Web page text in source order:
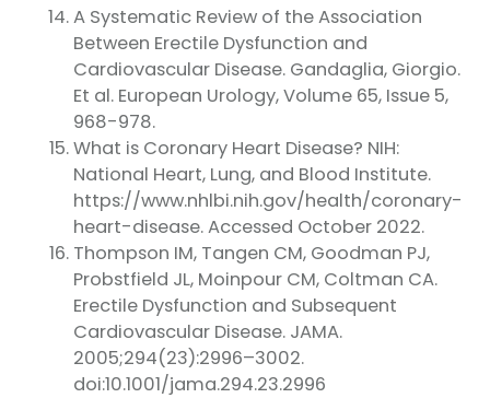
A Systematic Review of the Association
Between Erectile Dysfunction and
Cardiovascular Disease. Gandaglia, Giorgio.
Et al. European Urology, Volume 65, Issue 5,
968-978.
What is Coronary Heart Disease? NIH:
National Heart, Lung, and Blood Institute.
https://www.nhlbi.nih.gov/health/coronary-
heart-disease. Accessed October 2022.
Thompson IM, Tangen CM, Goodman PJ,
Probstfield JL, Moinpour CM, Coltman CA.
Erectile Dysfunction and Subsequent
Cardiovascular Disease. JAMA.
2005;294(23):2996–3002.
doi:10.1001/jama.294.23.2996